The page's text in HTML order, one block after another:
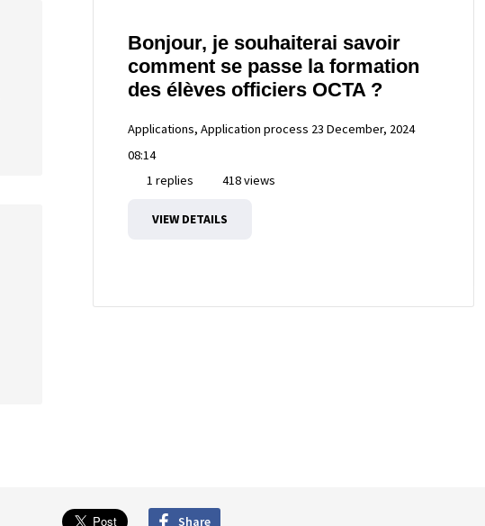
Bonjour, je souhaiterai savoir
comment se passe la formation
des élèves officiers OCTA ?
Applications, Application process 23 December, 2024
08:14
1 replies
418 views
VIEW DETAILS
Share